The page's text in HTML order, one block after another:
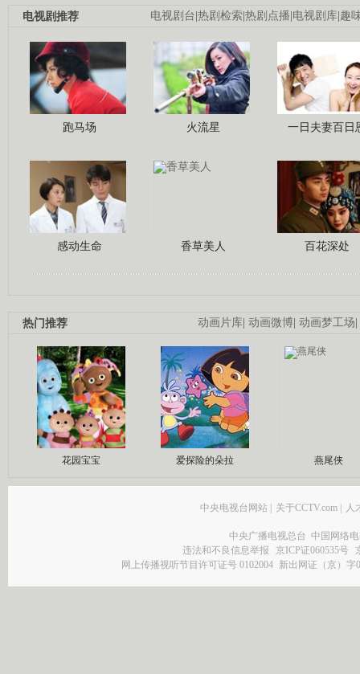
电视剧台|热剧检索|热剧点播|电视剧库|趣
电视剧推荐
跑马场 火流星 一日夫妻百日
感动生命 香草美人 百花深处
动画片库| 动画微博| 动画梦工场|
热门推荐
花园宝宝 爱探险的朵拉 燕尾侠
中央电视台网站 | 关于CCTV.com | 人
中央广播电视总台 中国网络
违法和不良信息举报
京ICP证060535号
网上传播视听节目许可证号 0102004 新出网证（京）